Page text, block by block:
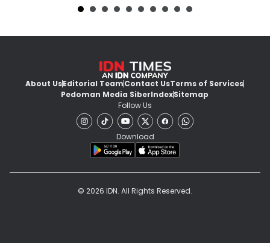
About UsEditorial TeamContact UsTerms of Services
Pedoman Media SiberIndexSitemap
Follow Us
Download
© 2026 IDN. All Rights Reserved.